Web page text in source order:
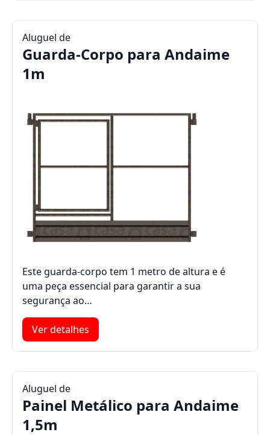
Aluguel de
Guarda-Corpo para Andaime
1m
Este guarda-corpo tem 1 metro de altura e é
uma peça essencial para garantir a sua
segurança ao…
Ver detalhes
Aluguel de
Painel Metálico para Andaime
1,5m